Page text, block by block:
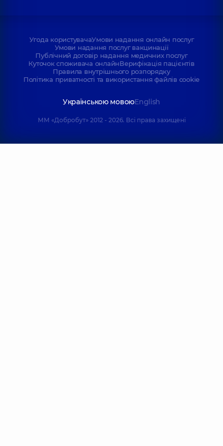
Угода користувачаУмови надання онлайн послуг
Умови надання послуг вакцинації
Публічний договір надання медичних послуг
Куточок споживача онлайнВерифікація пацієнтів
Правила внутрішнього розпорядку
Політика приватності та використання файлів cookie
Українською мовоюEnglish
ММ «Добробут» 2012 - 2026. Всі права захищені